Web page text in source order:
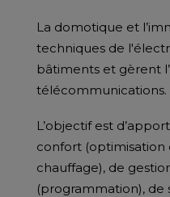
La domotique et
techniques de
bâtiments et gèrent
télécommunications.
L’objectif est
confort (optimisation
chauffage), de
(programmation),